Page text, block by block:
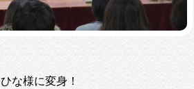
な様に変身！